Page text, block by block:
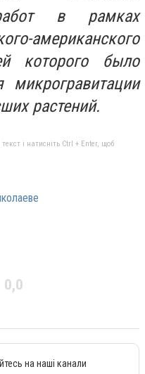
в рамках
американского
которого было
микрогравитации
растений.
і натисніть Ctrl + Enter, щоб
0,0
на наші канали